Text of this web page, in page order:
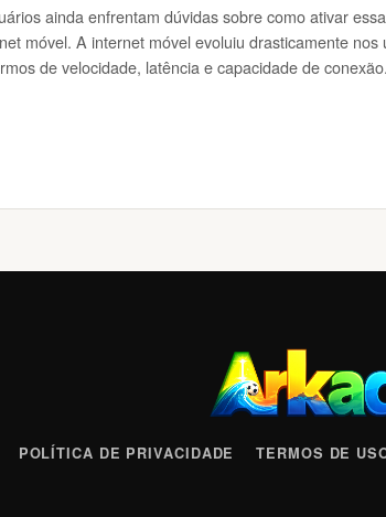
ainda enfrentam dúvidas sobre como ativar
móvel. A internet móvel evoluiu drasticamente nos
de velocidade, latência e capacidade de
POLÍTICA DE PRIVACIDADE TERMOS DE